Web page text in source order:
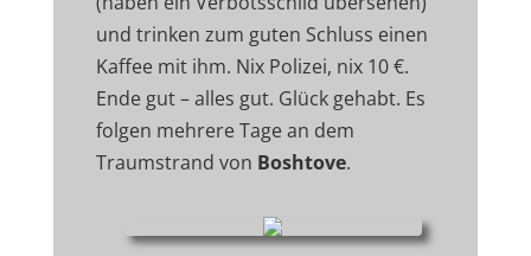
und trinken zum guten Schluss einen
Kaffee mit ihm. Nix Polizei, nix 10 €.
Ende gut – alles gut. Glück gehabt. Es
folgen mehrere Tage an dem
Traumstrand von Boshtove.